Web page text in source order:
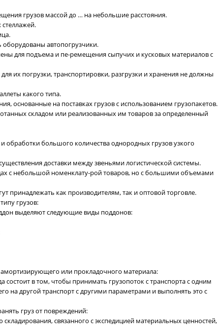
грузов массой до … на небольшие расстояния.
автопогрузчики.
для подъема и пе-ремещения сыпучих и кусковых материалов с
их погрузки, транспортировки, разгрузки и хранения не должны
какого типа.
основанные на поставках грузов с использованием грузопакетов.
складом или реализованных им товаров за определенный
обработки большого количества однородных грузов узкого
доставки между звеньями логистической системы.
с небольшой номенклату-рой товаров, но с большими объемами
принадлежать как производителям, так и оптовой торговле.
грузов:
выделяют следующие виды поддонов:
амортизирующего или прокладочного материала:
состоит в том, чтобы принимать грузопоток с транспорта с одним
на другой транспорт с другими параметрами и выполнять это с
груз от повреждений:
связанного с экспедицией материальных ценностей,